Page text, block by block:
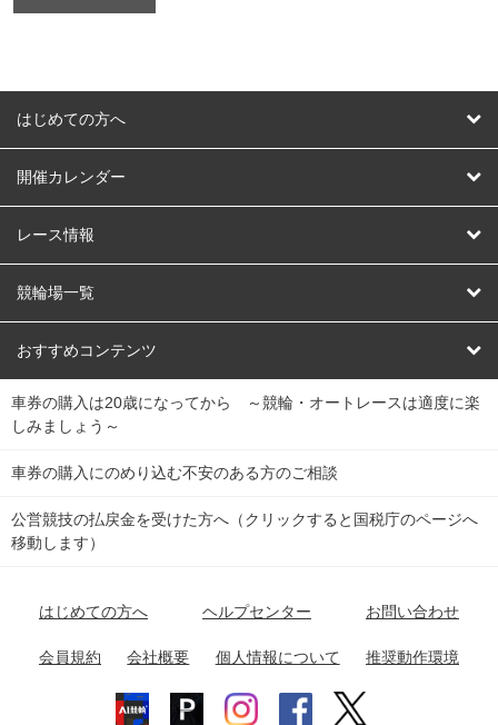
はじめての方へ
はじめての方へ
開催カレンダー
競輪
オートレース
競輪くじ
Dokanto!
チャリロトプラザ
レース情報
レース予想
レース結果
キャリーオーバー一覧
競輪場一覧
北日本 函館競輪場
関
東
弥彦競輪場 前橋競輪場 取手競輪場 宇都宮競輪場
関
東
小田原競輪場
名古屋競輪場 岐阜競輪場 大垣競輪場 豊橋競輪場
富山競輪場 松阪競輪場 四日市競輪場
福井競輪場 奈良競輪場 向日町競輪場
おすすめコンテンツ
競輪選手情報
Perfecta Navi
netkeirin
車券の購入は20歳になってから ～競輪・オートレースは適度に楽
しみましょう～
車券の購入にのめり込む不安のある方のご相談
公営競技の払戻金を受けた方へ（クリックすると国税庁のページへ
移動します）
はじめての方へ ヘルプセンター お問い合わせ
会員規約 会社概要 個人情報について 推奨動作環境